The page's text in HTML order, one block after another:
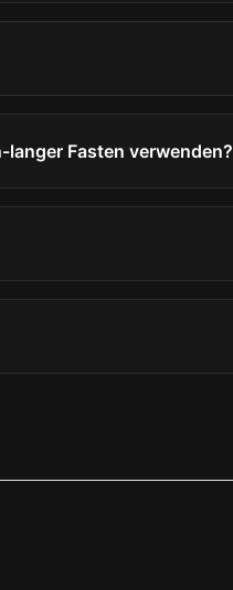
Fasten verwenden?